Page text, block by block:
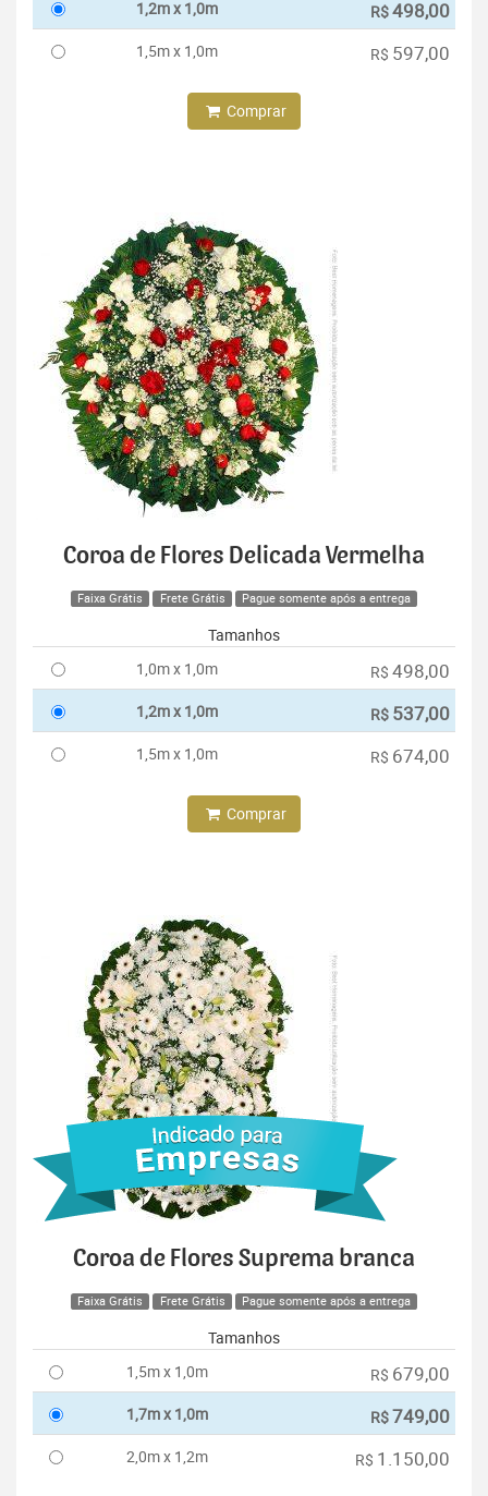
1,2m x 1,0m R$498,00
1,5m x 1,0m R$ 597,00
Comprar
Coroa de Flores Delicada Vermelha
Faixa Grátis Frete Grátis Pague somente após a entrega
Tamanhos
1,0m x 1,0m
R$ 498,00
1,2m x 1,0m R$ 537,00
1,5m x 1,0m R$ 674,00
Comprar
Coroa de Flores Suprema branca
Faixa Grátis Frete Grátis Pague somente após a entrega
Tamanhos
1,5m x 1,0m
R$ 679,00
1,7m x 1,0m R$749,00
2,0m x 1,2m R$ 1.150,00